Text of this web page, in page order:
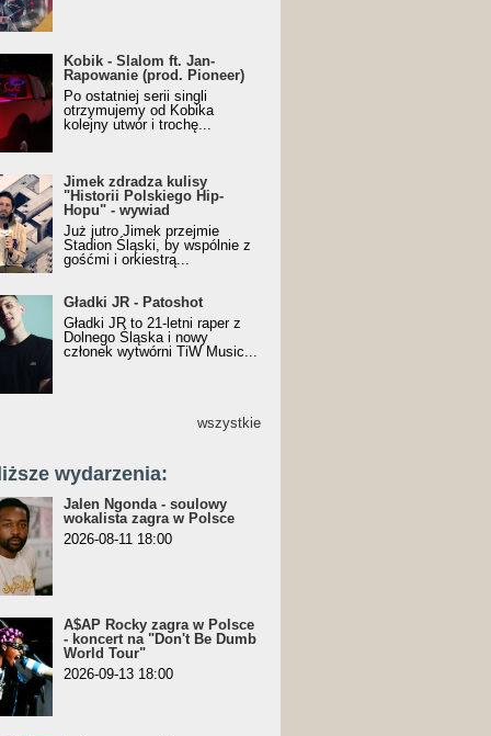
- Slalom ft. Jan-
(prod. Pioneer)
Music Visualiser]
Kobik - Slalom ft. Jan-
Rapowanie (prod. Pioneer)
Po ostatniej serii singli
otrzymujemy od Kobika
kolejny utwór i trochę...
zdradza kulisy "Historii
Hip-Hopu" - wywiad
Jimek zdradza kulisy
"Historii Polskiego Hip-
Hopu" - wywiad
Już jutro Jimek przejmie
Stadion Śląski, by wspólnie z
gośćmi i orkiestrą...
JR - Patoshot
Gładki JR - Patoshot
Gładki JR to 21-letni raper z
Dolnego Śląska i nowy
członek wytwórni TiW Music...
wszystkie
wydarzenia:
Jalen Ngonda - soulowy
wokalista zagra w Polsce
2026-08-11 18:00
A$AP Rocky zagra w Polsce
- koncert na "Don't Be Dumb
World Tour"
2026-09-13 18:00